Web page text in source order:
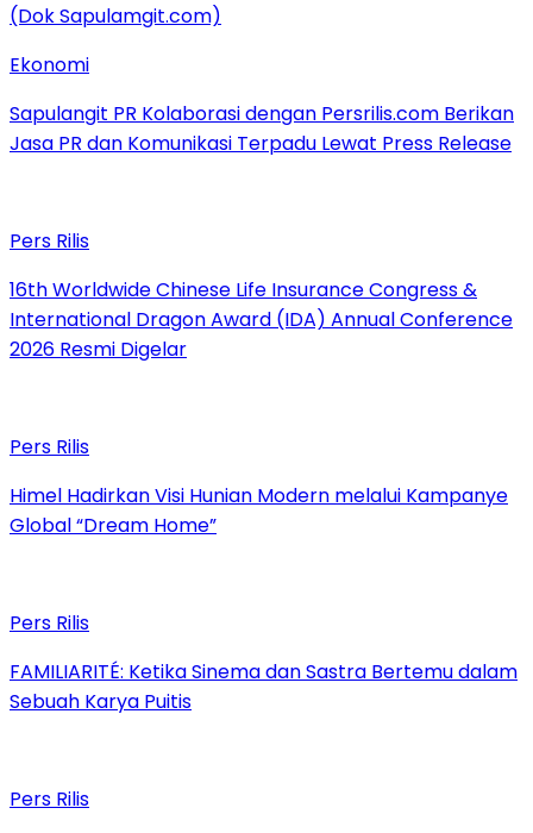
Ekonomi
Sapulangit PR Kolaborasi dengan Persrilis.com Berikan
Jasa PR dan Komunikasi Terpadu Lewat Press Release
Pers Rilis
16th Worldwide Chinese Life Insurance Congress &
International Dragon Award (IDA) Annual Conference
2026 Resmi Digelar
Pers Rilis
Himel Hadirkan Visi Hunian Modern melalui Kampanye
Global “Dream Home”
Pers Rilis
FAMILIARITÉ: Ketika Sinema dan Sastra Bertemu dalam
Sebuah Karya Puitis
Pers Rilis